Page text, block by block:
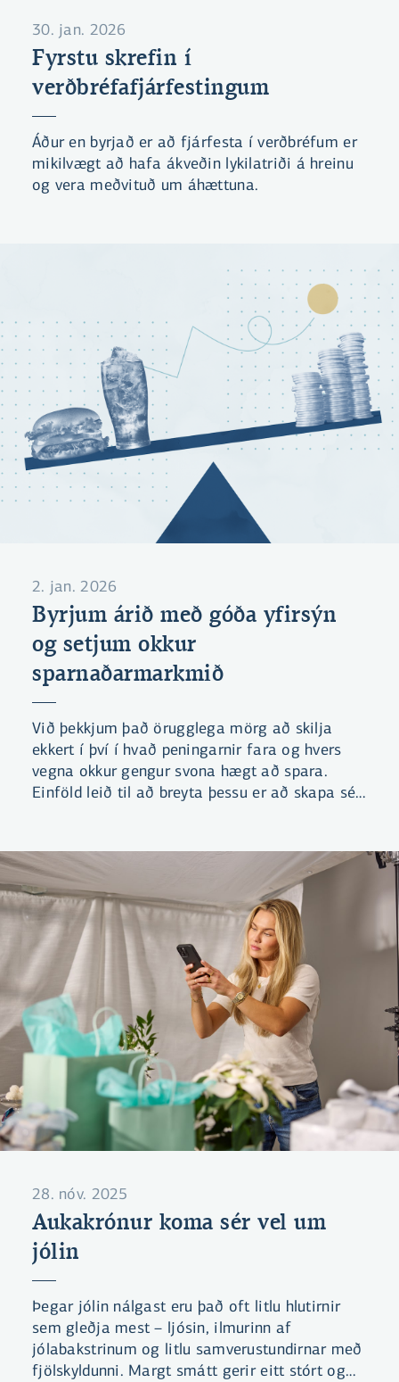
30. jan. 2026
Fyrstu skrefin í
verðbréfafjárfestingum
Áður en byrjað er að fjárfesta í verðbréfum er
mikilvægt að hafa ákveðin lykilatriði á hreinu
og vera meðvituð um áhættuna.
2. jan. 2026
Byrjum árið með góða yfirsýn
og setjum okkur
sparnaðarmarkmið
Við þekkjum það örugglega mörg að skilja
ekkert í því í hvað peningarnir fara og hvers
vegna okkur gengur svona hægt að spara.
Einföld leið til að breyta þessu er að skapa sér
28. nóv. 2025
Aukakrónur koma sér vel um
jólin
Þegar jólin nálgast eru það oft litlu hlutirnir
sem gleðja mest – ljósin, ilmurinn af
jólabakstrinum og litlu samverustundirnar með
fjölskyldunni. Margt smátt gerir eitt stórt og